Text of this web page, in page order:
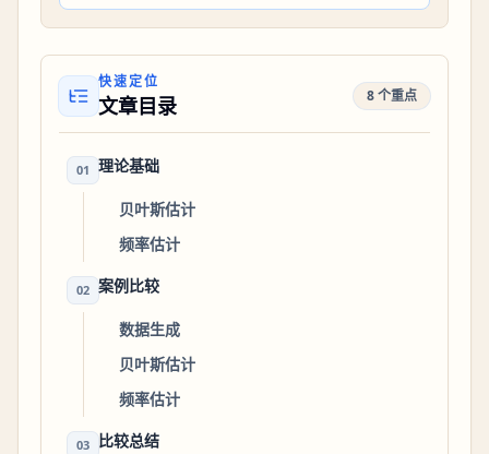
快速定位
文章目录 8 个重点
01 理论基础
贝叶斯估计
频率估计
02 案例比较
数据生成
贝叶斯估计
频率估计
03 比较总结